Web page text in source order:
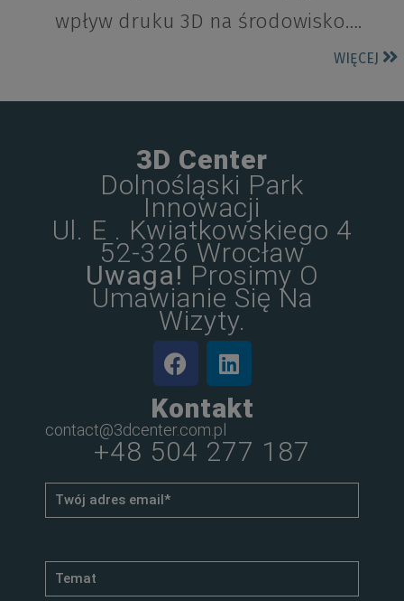
wpływ druku 3D na środowisko….
WIĘCEJ
3D Center
Dolnośląski Park
Innowacji
Ul. E . Kwiatkowskiego 4
52-326 Wrocław
Uwaga! Prosimy O
Umawianie Się Na
Wizyty.
Kontakt
contact@3dcenter.com.pl
+48 504 277 187